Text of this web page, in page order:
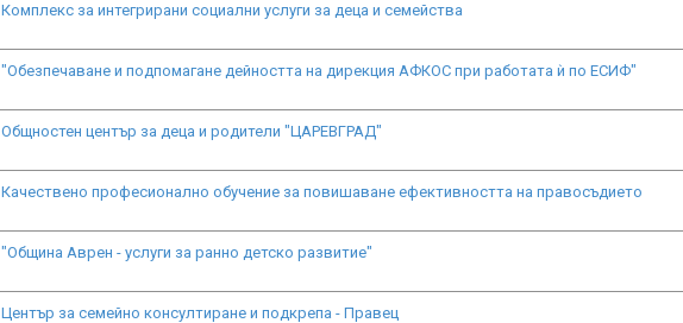
Комплекс за интегрирани социални услуги за деца и семейства
"Обезпечаване и подпомагане дейността на дирекция АФКОС при работата ѝ по ЕСИФ"
Общностен център за деца и родители "ЦАРЕВГРАД"
Качествено професионално обучение за повишаване ефективността на правосъдието
"Община Аврен - услуги за ранно детско развитие"
Център за семейно консултиране и подкрепа - Правец